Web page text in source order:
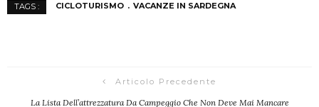
TAGS : CICLOTURISMO VACANZE IN SARDEGNA
Articolo Precedente
La Lista Dell’attrezzatura Da Campeggio Che Non Deve Mai Mancare